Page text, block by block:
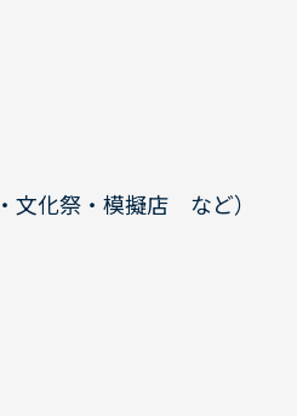
文化祭・模擬店 など）